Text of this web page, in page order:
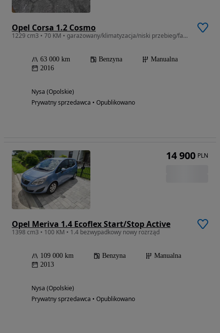
Opel Corsa 1.2 Cosmo
1229 cm3 • 70 KM • garażowany/klimatyzacja/niski przebieg/fabryczy lakier/prywatne ogł.
63 000 km Benzyna
Manualna
2016
Nysa (Opolskie)
Prywatny sprzedawca • Opublikowano
Opel Meriva 1.4 Ecoflex Start/Stop Active
1398 cm3 • 100 KM • 1.4 bezwypadkowy nowy rozrząd
109 000 km Benzyna
Manualna
2013
Nysa (Opolskie)
Prywatny sprzedawca • Opublikowano
14 900 PLN